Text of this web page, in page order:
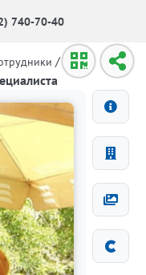
740-70-40
/